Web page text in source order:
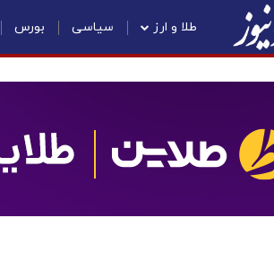
طلا و ارز سیاسی بورس